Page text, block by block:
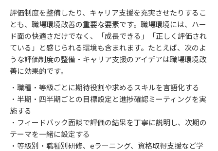
評価制度を整備したり、キャリア支援を充実させたりするこ
とも、職場環境改善の重要な要素です。職場環境には、ハー
ド面の快適さだけでなく、「成長できる」「正しく評価され
ている」と感じられる環境も含まれます。たとえば、次のよ
うな評価制度の整備・キャリア支援のアイデアは職場環境改
善に効果的です。
・職種・等級ごとに期待役割や求めるスキルを言語化する
・半期・四半期ごとの目標設定と進捗確認ミーティングを実
施する
・フィードバック面談で評価の結果を丁寧に説明し、次期の
テーマを一緒に設定する
・等級別・職種別研修、eラーニング、資格取得支援など学